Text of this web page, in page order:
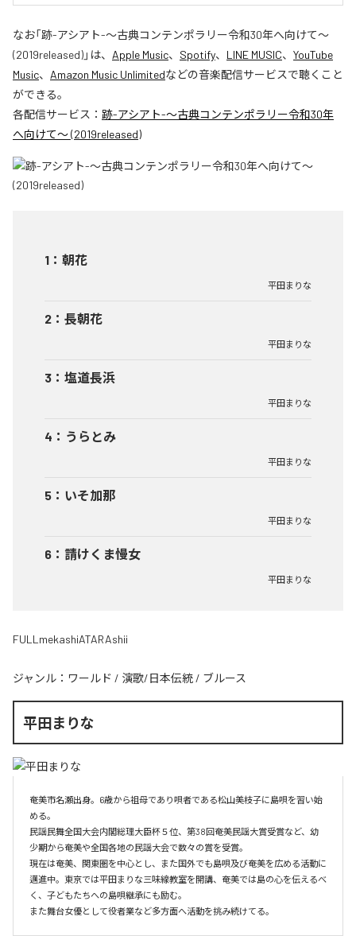
なお「跡-アシアト-〜古典コンテンポラリー令和30年へ向けて〜
(2019released)」は、 Apple Music、 Spotify、 LINE MUSIC、 YouTube
Music、 Amazon Music Unlimitedなどの音楽配信サービスで聴くこと
ができる。
各配信サービス： 跡-アシアト-〜古典コンテンポラリー令和30年
へ向けて〜 (2019released)
1 ： 朝花
平田まりな
2 ： 長朝花
平田まりな
3 ： 塩道長浜
平田まりな
4 ： うらとみ
平田まりな
5 ： いそ加那
平田まりな
6 ： 請けくま慢女
平田まりな
FULLmekashiATARAshii
ジャンル： ワールド / 演歌/日本伝統 / ブルース
平田まりな
奄美市名瀬出身。6歳から祖母であり唄者である松山美枝子に島唄を習い始
める。
民謡民舞全国大会内閣総理大臣杯５位、第38回奄美民謡大賞受賞など、幼
少期から奄美や全国各地の民謡大会で数々の賞を受賞。
現在は奄美、関東圏を中心とし、また国外でも島唄及び奄美を広める活動に
邁進中。東京では平田まりな三味線教室を開講、奄美では島の心を伝えるべ
く、子どもたちへの島唄継承にも励む。
また舞台女優として役者業など多方面へ活動を挑み続けてる。